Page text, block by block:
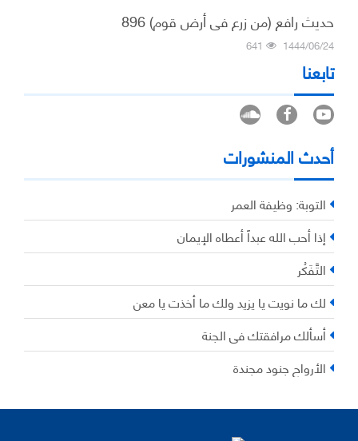
حديث رافع (من زرع في أرض قوم) 896
1444/06/24
641
تابعنا
أحدث المنشورات
التوبة: وظيفة العمر
إذا أحب الله عبداً أعطاه الإيمان
التَّفَكُر
لك ما نويت يا يزيد ولك ما أخذت يا معن
أسألك مرافقتك في الجنة
الأرواح جنود مجندة